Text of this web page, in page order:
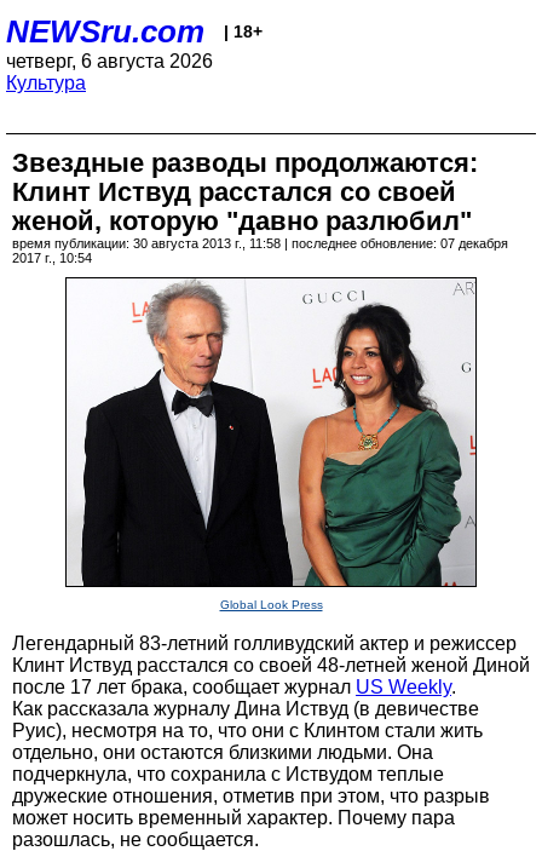
NEWSru.com | 18+
четверг, 6 августа 2026
Культура
Звездные разводы продолжаются:
Клинт Иствуд расстался со своей
женой, которую "давно разлюбил"
время публикации: 30 августа 2013 г., 11:58 | последнее обновление: 07 декабря
2017 г., 10:54
Global Look Press
Легендарный 83-летний голливудский актер и режиссер
Клинт Иствуд расстался со своей 48-летней женой Диной
после 17 лет брака, сообщает журнал US Weekly.
Как рассказала журналу Дина Иствуд (в девичестве
Руис), несмотря на то, что они с Клинтом стали жить
отдельно, они остаются близкими людьми. Она
подчеркнула, что сохранила с Иствудом теплые
дружеские отношения, отметив при этом, что разрыв
может носить временный характер. Почему пара
разошлась, не сообщается.